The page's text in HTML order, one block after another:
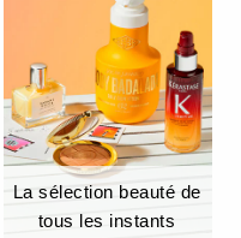
La sélection beauté de
tous les instants